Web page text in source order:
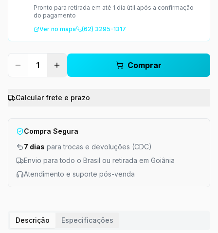
Pronto para retirada em até 1 dia útil após a confirmação
do pagamento
Ver no mapa
(62) 3295-1317
1 Comprar
Calcular frete e prazo
Compra Segura
7 dias para trocas e devoluções (CDC)
Envio para todo o Brasil ou retirada em Goiânia
Atendimento e suporte pós-venda
Descrição Especificações